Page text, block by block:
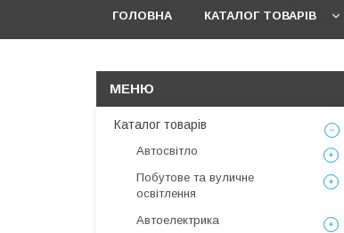
ГОЛОВНА КАТАЛОГ ТОВАРІВ
Каталог товарів
Автосвітло
Побутове та вуличне
освітлення
Автоелектрика